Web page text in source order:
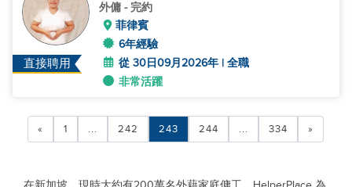
直接聘用
外傭 - 完約
菲律賓
6年經驗
從 30日09月2026年 | 全職
非常活躍
« 1 ... 242 243 244 ... 334 »